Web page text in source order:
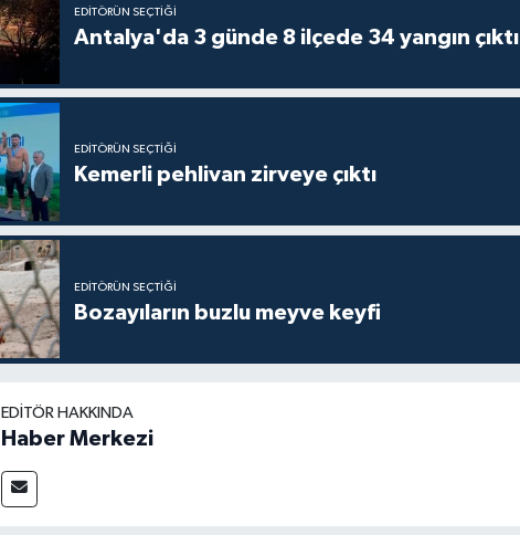
EDITÖRÜN SEÇTIĞI
Antalya'da 3 günde 8 ilçede 34 yangın çıktı
EDITÖRÜN SEÇTIĞI
Kemerli pehlivan zirveye çıktı
EDITÖRÜN SEÇTIĞI
Bozayıların buzlu meyve keyfi
EDITÖR HAKKINDA
Haber Merkezi